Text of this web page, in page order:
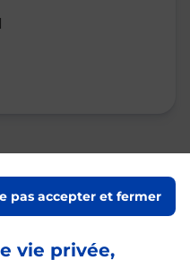
vie privée,
pas accepter et fermer